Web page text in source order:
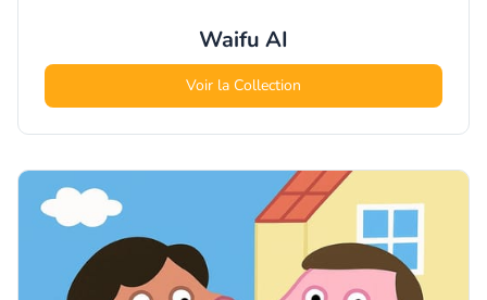
Waifu AI
Voir la Collection